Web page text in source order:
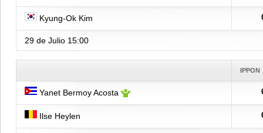
Kyung-Ok Kim
29 de Julio 15:00
IPPON
Yanet Bermoy Acosta
Ilse Heylen